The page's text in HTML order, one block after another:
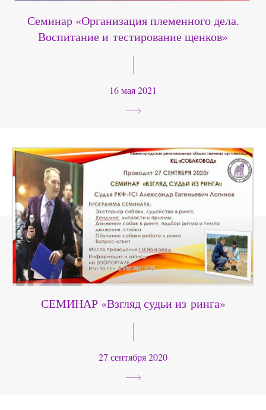
Семинар «Организация племенного дела.
Воспитание и тестирование щенков»
16 мая 2021
СЕМИНАР «Взгляд судьи из ринга»
27 сентября 2020